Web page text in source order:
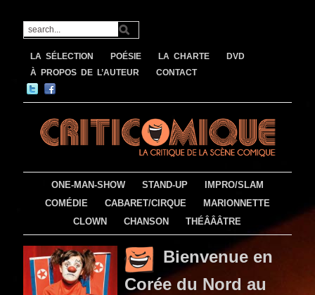
LA SÉLECTION POÉSIE LA CHARTE
DVD
À PROPOS DE L’AUTEUR
CONTACT
ONE-MAN-SHOW STAND-UP
IMPRO/SLAM
COMÉDIE
CABARET/CIRQUE
MARIONNETTE
CLOWN
CHANSON THÉÂÂÂTRE
Bienvenue en
Corée du Nord au